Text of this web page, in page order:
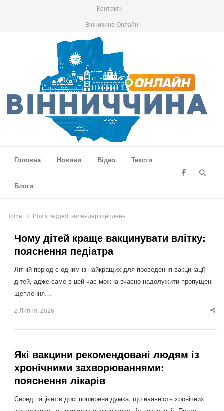
Контакти
Вінничина Онлайн
Головна
Новини Відео Тексти
Блоги
Home Posts tagged: календар щеплень
Чому дітей краще вакцинувати влітку:
пояснення педіатра
Літній період є одним із найкращих для проведення вакцинації
дітей, адже саме в цей час можна вчасно надолужити пропущені
щеплення…
2 Липня, 2026
Які вакцини рекомендовані людям із
хронічними захворюваннями:
пояснення лікарів
Серед пацієнтів досі поширена думка, що наявність хронічних